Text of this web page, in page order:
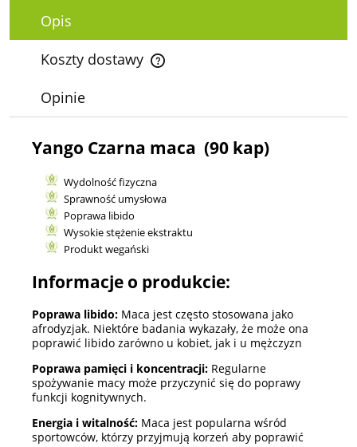
Opis
Koszty dostawy
Cena nie zawiera ewentualnych kosztów płatności
Opinie
Yango Czarna maca (90 kap)
Wydolność fizyczna
Sprawność umysłowa
Poprawa libido
Wysokie stężenie ekstraktu
Produkt wegański
Informacje o produkcie:
Poprawa libido: Maca jest często stosowana jako
afrodyzjak. Niektóre badania wykazały, że może ona
poprawić libido zarówno u kobiet, jak i u mężczyzn
Poprawa pamięci i koncentracji: Regularne
spożywanie macy może przyczynić się do poprawy
funkcji kognitywnych.
Energia i witalność: Maca jest popularna wśród
sportowców, którzy przyjmują korzeń aby poprawić